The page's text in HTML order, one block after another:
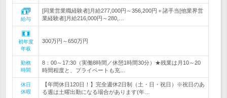
給与
[同業営業職経験者]月給277,000円～356,200円＋諸手当[他業界営
業経験者]月給216,000円～280,…
初年度
年収
300万円～650万円
勤務
時間
8：00～17:30（実働8時間／休憩1時間30分）★残業は月10～20
時間程度と、プライベートも充…
休日
休暇
【年間休日120日！】完全週休2日制（土・日・祝日）※祝日のあ
る週は土曜出勤になる場合があります(年…